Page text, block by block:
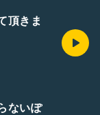
頂きま
ないぽ